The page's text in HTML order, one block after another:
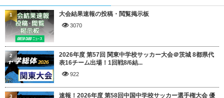
大会結果速報の投稿・閲覧掲示板
3070
1
2026年度 第57回 関東中学校サッカー大会＠茨城 8都県代
表16チーム出場！1回戦8/6結...
922
2
速報！2026年度 第58回中国中学校サッカー選手権大会 優
3